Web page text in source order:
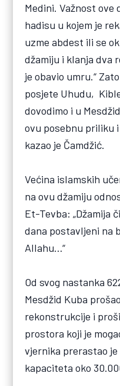
Medini. Važnost ove
hadisu u kojem je
uzme abdest ili se
džamiju i klanja dva
je obavio umru.“
posjete Uhudu,
dovodimo i u
ovu posebnu priliku
kazao je Čamdžić.
Većina islamskih
na ovu džamiju
Et-Tevba: „Džamija
dana postavljeni na
Allahu…“
Od svog nastanka
Mesdžid Kuba
rekonstrukcije i
prostora koji je
vjernika prerastao
kapaciteta oko